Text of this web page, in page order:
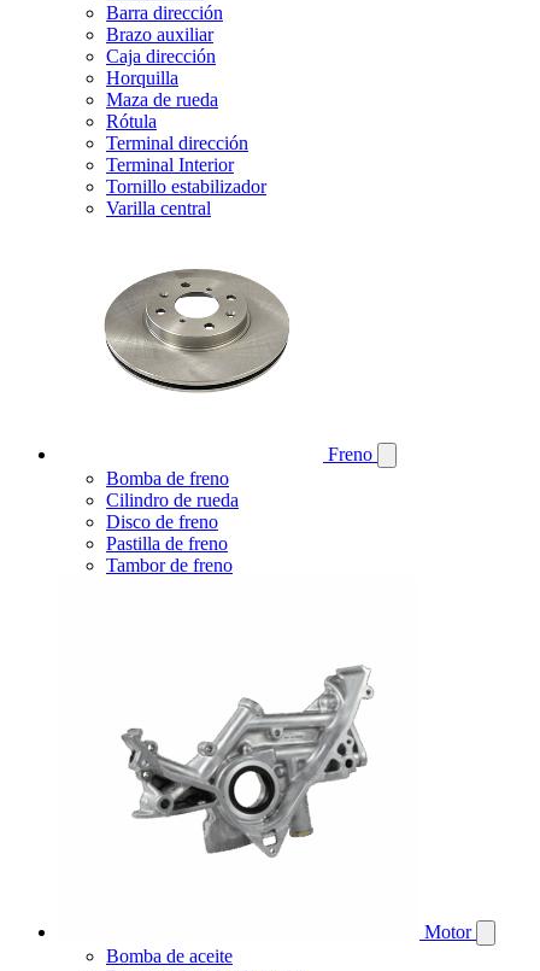
Barra dirección
Brazo auxiliar
Caja dirección
Horquilla
Maza de rueda
Rótula
Terminal dirección
Terminal Interior
Tornillo estabilizador
Varilla central
Freno
Bomba de freno
Cilindro de rueda
Disco de freno
Pastilla de freno
Tambor de freno
Motor
Bomba de aceite